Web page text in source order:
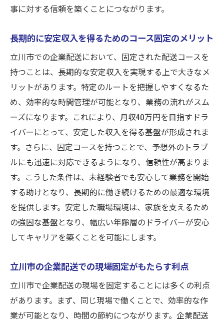
事に対する信頼を築くことにつながります。
長期的に安定収入を得るためのコース固定のメリット
立川市での企業配送において、固定された配送コースを
持つことは、長期的な安定収入を実現する上で大きなメ
リットがあります。特定のルートを把握しやすくなるた
め、効率的な時間管理が可能となり、業務の流れがスム
ーズになります。これにより、月収40万円を目指すドラ
イバーにとって、安定した収入を得る基盤が形成されま
す。さらに、固定コースを持つことで、予想外のトラブ
ルにも迅速に対応できるようになり、信頼性が高まりま
す。こうした条件は、未経験者でも安心して業務を開始
する助けとなり、長期的に働き続けるための最適な環境
を提供します。安定した職場環境は、家族を支えるため
の強固な基盤となり、幅広い年齢層のドライバーが安心
してキャリアを築くことを可能にします。
立川市の企業配送での現場固定がもたらす利点
立川市で企業配送の現場を固定することには多くの利点
があります。まず、同じ現場で働くことで、効率的な作
業が可能となり、時間の節約につながります。企業配送